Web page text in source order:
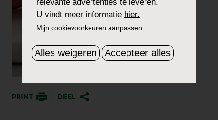
PRINT DEEL
relevante advertenties te leveren.
U vindt meer informatie hier.
Mijn cookievoorkeuren aanpassen
Alles weigeren Accepteer alles